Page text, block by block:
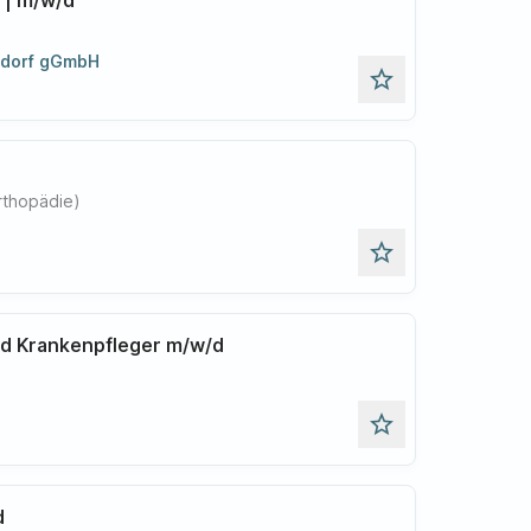
gGmbH
star_outline
star_outline
Krankenpfleger m/w/d
star_outline